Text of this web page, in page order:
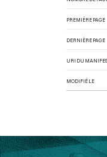
PREMIÈRE PAGE
DERNIÈRE PAGE
URI DU
MODIFIÉ LE